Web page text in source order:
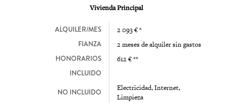
Vivienda Principal
ALQUILER/MES 2 093 € *
FIANZA 2 meses de alquiler sin gastos
HONORARIOS 612 € **
INCLUIDO
NO INCLUIDO
Electricidad, Internet,
Limpieza